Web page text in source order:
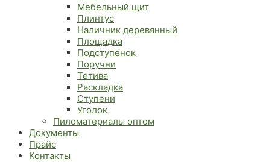
Мебельный щит
Плинтус
Наличник деревянный
Площадка
Подступенок
Поручни
Тетива
Раскладка
Ступени
Уголок
Пиломатериалы оптом
Документы
Прайс
Контакты